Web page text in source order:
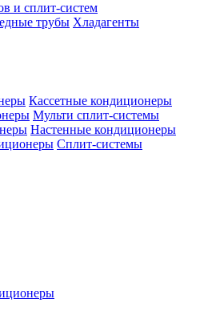
и сплит-систем
трубы Хладагенты
Кассетные кондиционеры
Мульти сплит-системы
Настенные кондиционеры
Сплит-системы